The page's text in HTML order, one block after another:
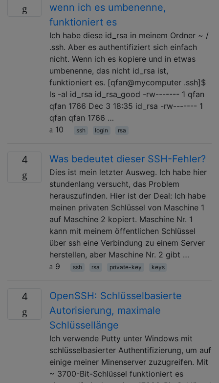
wenn ich es umbenenne,
funktioniert es
Ich habe diese id_rsa in meinem Ordner ~ /
.ssh. Aber es authentifiziert sich einfach
nicht. Wenn ich es kopiere und in etwas
umbenenne, das nicht id_rsa ist,
funktioniert es. [qfan@mycomputer .ssh]$
ls -al id_rsa id_rsa_good -rw------- 1 qfan
qfan 1766 Dec 3 18:35 id_rsa -rw------- 1
qfan qfan 1766 …
10
ssh login rsa
4 Was bedeutet dieser SSH-Fehler?
Dies ist mein letzter Ausweg. Ich habe hier
stundenlang versucht, das Problem
herauszufinden. Hier ist der Deal: Ich habe
meinen privaten Schlüssel von Maschine 1
auf Maschine 2 kopiert. Maschine Nr. 1
kann mit meinem öffentlichen Schlüssel
über ssh eine Verbindung zu einem Server
herstellen, aber Maschine Nr. 2 gibt …
9
ssh rsa private-key keys
4
OpenSSH: Schlüsselbasierte
Autorisierung, maximale
Schlüssellänge
Ich verwende Putty unter Windows mit
schlüsselbasierter Authentifizierung, um auf
einige meiner Minenserver zuzugreifen. Mit
~ 3700-Bit-Schlüssel funktioniert es